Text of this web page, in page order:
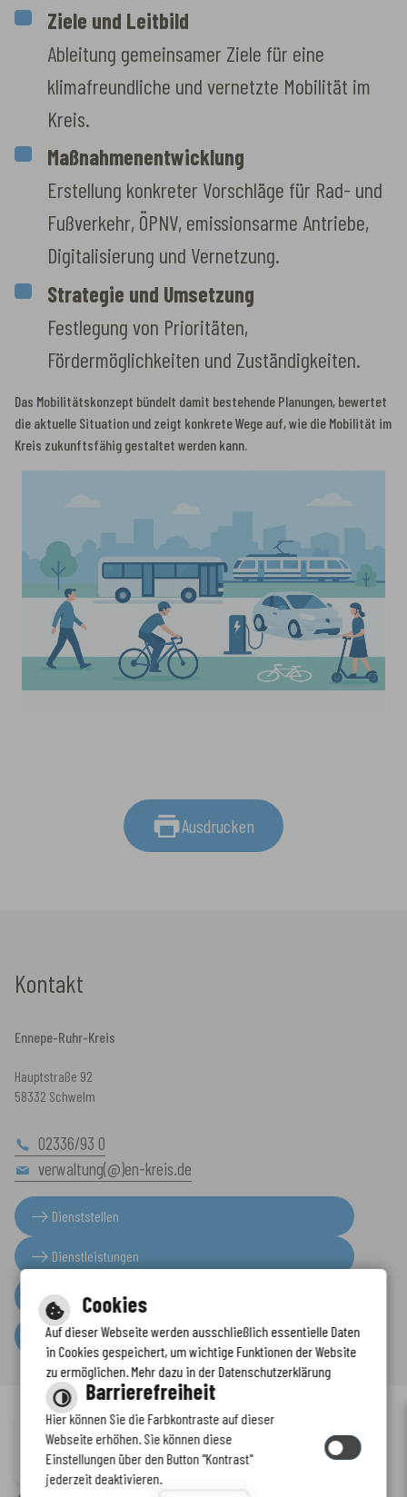
Ziele und Leitbild
Ableitung gemeinsamer Ziele für eine
klimafreundliche und vernetzte Mobilität im
Kreis.
Maßnahmenentwicklung
Erstellung konkreter Vorschläge für Rad- und
Fußverkehr, ÖPNV, emissionsarme Antriebe,
Digitalisierung und Vernetzung.
Strategie und Umsetzung
Festlegung von Prioritäten,
Fördermöglichkeiten und Zuständigkeiten.
Das Mobilitätskonzept bündelt damit bestehende Planungen, bewertet
die aktuelle Situation und zeigt konkrete Wege auf, wie die Mobilität im
Kreis zukunftsfähig gestaltet werden kann.
Ausdrucken
Kontakt
Ennepe-Ruhr-Kreis
Hauptstraße 92
58332 Schwelm
02336/93 0
verwaltung(@)en-kreis.de
Dienststellen
Dienstleistungen
Presseinformationen
Serviceportal
Inhalt-Impressum-Datenschutzerklärung Kontaktformular -
Barrierefreiheit
bycm citymedia GmbH
Immer auf dem neuesten Stand
www.enkreis.de möchte Ihnen Benachrichtigungen senden
Cookies
Auf dieser Webseite werden ausschließlich essentielle Daten
in Cookies gespeichert, um wichtige Funktionen der Website
zu ermöglichen. Mehr dazu in der Datenschutzerklärung
Barrierefreiheit
Hier können Sie die Farbkontraste auf dieser
Webseite erhöhen. Sie können diese
Einstellungen über den Button "Kontrast"
jederzeit deaktivieren.